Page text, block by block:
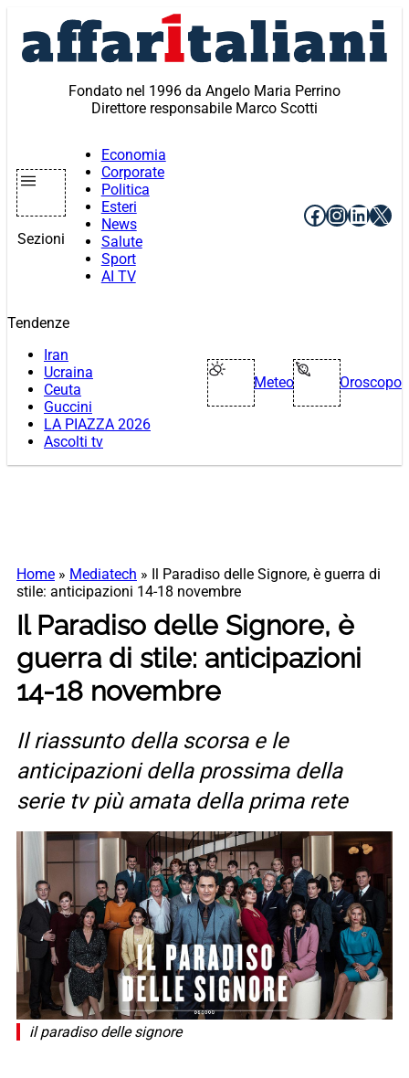
contenuto
Fondato nel 1996 da Angelo Maria Perrino
Direttore responsabile Marco Scotti
Sezioni
Economia
Corporate
Politica
Esteri
News
Salute
Sport
AI TV
Facebook
X
Tendenze
Iran
Ucraina
Ceuta
Guccini
LA PIAZZA 2026
Ascolti tv
Meteo Oroscopo
Home » Mediatech »
Il Paradiso delle Signore, è guerra di
stile: anticipazioni 14-18 novembre
Il Paradiso delle Signore, è
guerra di stile: anticipazioni
14-18 novembre
Il riassunto della scorsa e le
anticipazioni della prossima della
serie tv più amata della prima rete
il paradiso delle signore